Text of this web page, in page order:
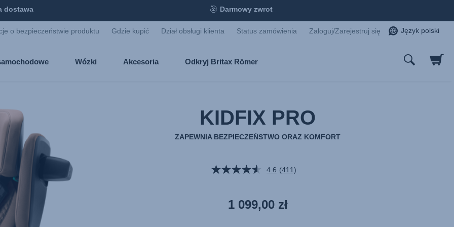
dostawa Darmowy zwrot
o bezpieczeństwie produktu Gdzie kupić Dział obsługi klienta Status zamówienia Zaloguj/Zarejestruj się Język polski
Wózki Akcesoria Odkryj Britax Römer
KIDFIX PRO
ZAPEWNIA BEZPIECZEŃSTWO ORAZ KOMFORT
4.6 Czytaj
do
(411)
1 099,00 zł